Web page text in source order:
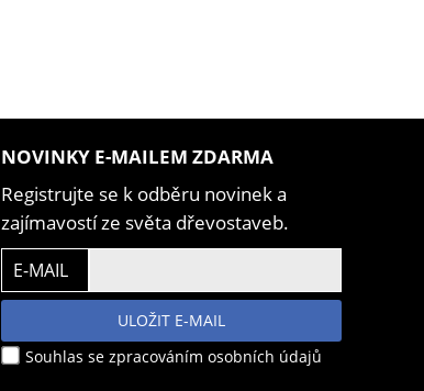
NOVINKY E-MAILEM ZDARMA
Registrujte se k odběru novinek a
zajímavostí ze světa dřevostaveb.
E-MAIL
ULOŽIT E-MAIL
Souhlas se zpracováním osobních údajů